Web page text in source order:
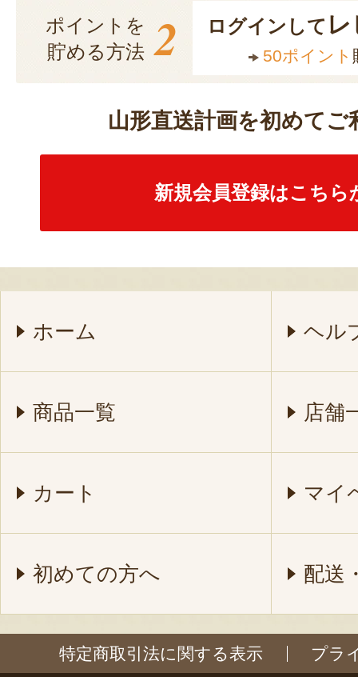
ポイントを
貯める方法 2 ログインして
50ポイント
山形直送計画を初めてご
新規会員登録はこちら
ホーム ヘル
商品一覧 店舗
カート マイ
初めての方へ 配送
特定商取引法に関する表示 プラ